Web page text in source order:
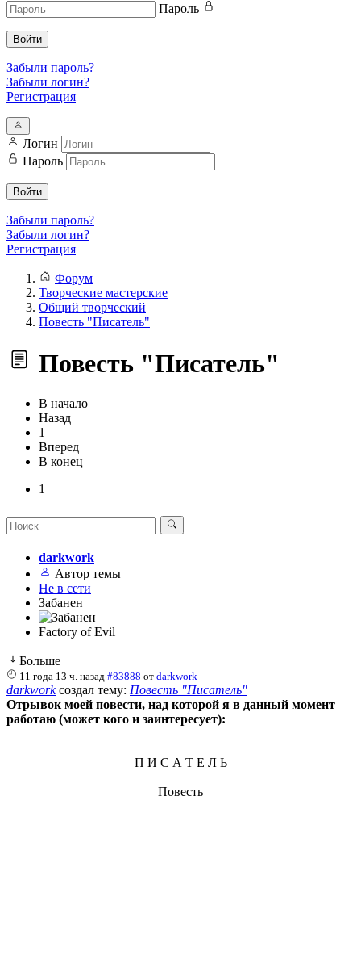
Пароль
Войти
Забыли пароль?
Забыли логин?
Регистрация
Логин
Пароль
Войти
Забыли пароль?
Забыли логин?
Регистрация
Форум
Творческие мастерские
Общий творческий
Повесть "Писатель"
Повесть "Писатель"
В начало
Назад
1
Вперед
В конец
1
darkwork
Автор темы
Не в сети
Забанен
Factory of Evil
Больше
11 года 13 ч. назад #83888 отdarkwork
darkworkсоздал тему: Повесть "Писатель"
Отрывок моей повести, над которой я в данный момент
работаю (может кого и заинтересует):
П И С А Т Е Л Ь
Повесть